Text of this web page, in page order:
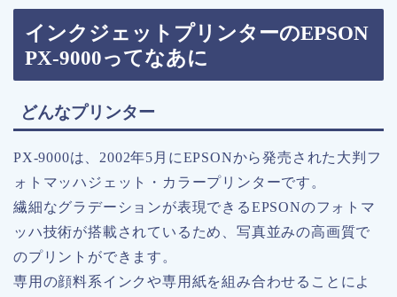
インクジェットプリンターのEPSON
PX-9000ってなあに
どんなプリンター
PX-9000は、2002年5月にEPSONから発売された大判フ
ォトマッハジェット・カラープリンターです。
繊細なグラデーションが表現できるEPSONのフォトマ
ッハ技術が搭載されているため、写真並みの高画質で
のプリントができます。
専用の顔料系インクや専用紙を組み合わせることによ